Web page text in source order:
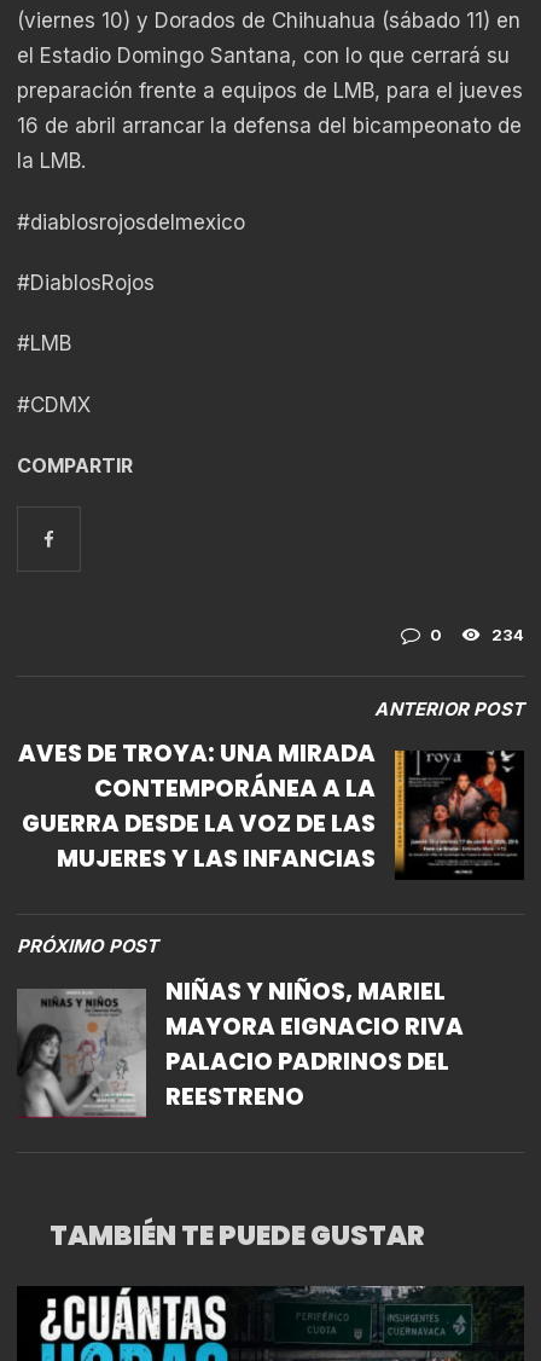
(viernes 10) y Dorados de Chihuahua (sábado 11) en
el Estadio Domingo Santana, con lo que cerrará su
preparación frente a equipos de LMB, para el jueves
16 de abril arrancar la defensa del bicampeonato de
la LMB.
#diablosrojosdelmexico
#DiablosRojos
#LMB
#CDMX
COMPARTIR
0 234
ANTERIOR POST
AVES DE TROYA: UNA MIRADA
CONTEMPORÁNEA A LA
GUERRA DESDE LA VOZ DE LAS
MUJERES Y LAS INFANCIAS
PRÓXIMO POST
NIÑAS Y NIÑOS, MARIEL
MAYORA EIGNACIO RIVA
PALACIO PADRINOS DEL
REESTRENO
TAMBIÉN TE PUEDE GUSTAR